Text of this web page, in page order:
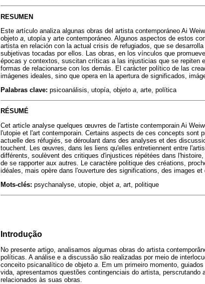
RESUMEN
Este artículo analiza algunas obras del artista contemporáneo Ai
objeto a , utopía y arte contemporáneo. Algunos aspectos de estos
artista en relación con la actual crisis de refugiados, que se
subjetivas tocadas por ellos. Las obras, en los vínculos que
épocas y contextos, suscitan críticas a las injusticias que se repiten
formas de relacionarse con los demás. El carácter político de las
imágenes ideales, sino que opera en la apertura de significados,
Palabras clave: psicoanálisis, utopía, objeto a , arte, política
RÉSUMÉ
Cet article analyse quelques œuvres de l'artiste contemporain Ai
l'utopie et l'art contemporain. Certains aspects de ces concepts
actuelle des réfugiés, se déroulant dans des analyses et des
touchent. Les œuvres, dans les liens qu'elles entretiennent entre
différents, soulèvent des critiques d'injustices répétées dans
de se rapporter aux autres. Le caractère politique des créations,
idéales, mais opère dans l'ouverture des significations, des images et
Mots-clés: psychanalyse, utopie, objet a , art, politique
Introdução
No presente artigo, analisamos algumas obras do artista
políticas. A análise e a discussão são realizadas por meio de
conceito psicanalítico de objeto a . Em um primeiro momento,
vida, apresentamos questões contingenciais do artista,
relacionados às suas obras.